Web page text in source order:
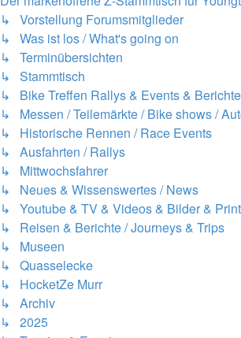
↳ Vorstellung Forumsmitglieder
↳ Was ist los / What's going on
↳ Terminübersichten
↳ Stammtisch
↳ Bike Treffen Rallys & Events & Berichte
↳ Messen / Teilemärkte / Bike shows /
↳ Historische Rennen / Race Events
↳ Ausfahrten / Rallys
↳ Mittwochsfahrer
↳ Neues & Wissenswertes / News
↳ Youtube & TV & Videos & Bilder &
↳ Reisen & Berichte / Journeys & Trips
↳ Museen
↳ Quasselecke
↳ HocketZe Murr
↳ Archiv
↳ 2025